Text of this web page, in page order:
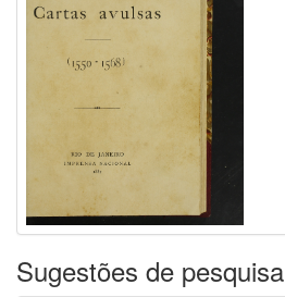
Sugestões de pesquisa